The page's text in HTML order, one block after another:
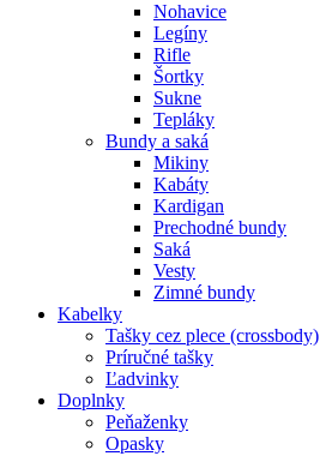
Nohavice
Legíny
Rifle
Šortky
Sukne
Tepláky
Bundy a saká
Mikiny
Kabáty
Kardigan
Prechodné bundy
Saká
Vesty
Zimné bundy
Kabelky
Tašky cez plece (crossbody)
Príručné tašky
Ľadvinky
Doplnky
Peňaženky
Opasky